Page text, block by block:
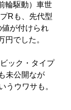
輪駆動）車世
Rも、先代型
が付けられ
円でした。
ック・タイプ
未公開なが
うウワサも。